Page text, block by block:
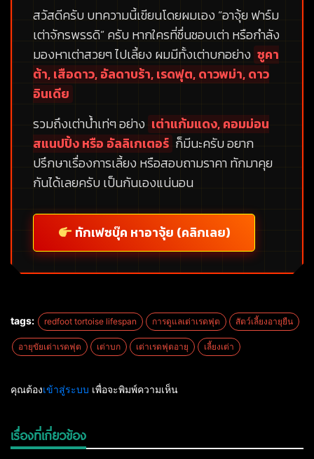
สวัสดีครับ บทความนี้เขียนโดยผมเอง “อาจุ้ย ฟาร์ม
เต่าจักรพรรดิ”ครับ หากใครที่ชื่นชอบเต่า หรือกำลัง
มองหาเต่าสวยๆ ไปเลี้ยง ผมมีทั้งเต่าบกอย่าง ซูคา
ต้า, เสือดาว, อัลดาบร้า, เรดฟุต, ดาวพม่า, ดาว
อินเดีย
รวมถึงเต่าน้ำเท่ๆ อย่าง เต่าแก้มแดง, คอมม่อน
สแนปปิ้ง หรือ อัลลิเกเตอร์ ก็มีนะครับ อยาก
ปรึกษาเรื่องการเลี้ยง หรือสอบถามราคา ทักมาคุย
กันได้เลยครับ เป็นกันเองแน่นอน
ทักเฟซบุ๊ค หาอาจุ้ย (คลิกเลย)
tags: redfoot tortoise lifespan การดูแลเต่าเรดฟุต สัตว์เลี้ยงอายุยืน
อายุขัยเต่าเรดฟุต เต่าบก เต่าเรดฟุตอายุ เลี้ยงเต่า
คุณต้องเข้าสู่ระบบ เพื่อจะพิมพ์ความเห็น
เรื่องที่เกี่ยวข้อง